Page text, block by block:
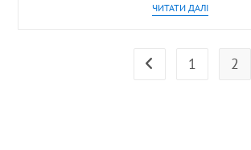
ЧИТАТИ ДАЛІ
1 2